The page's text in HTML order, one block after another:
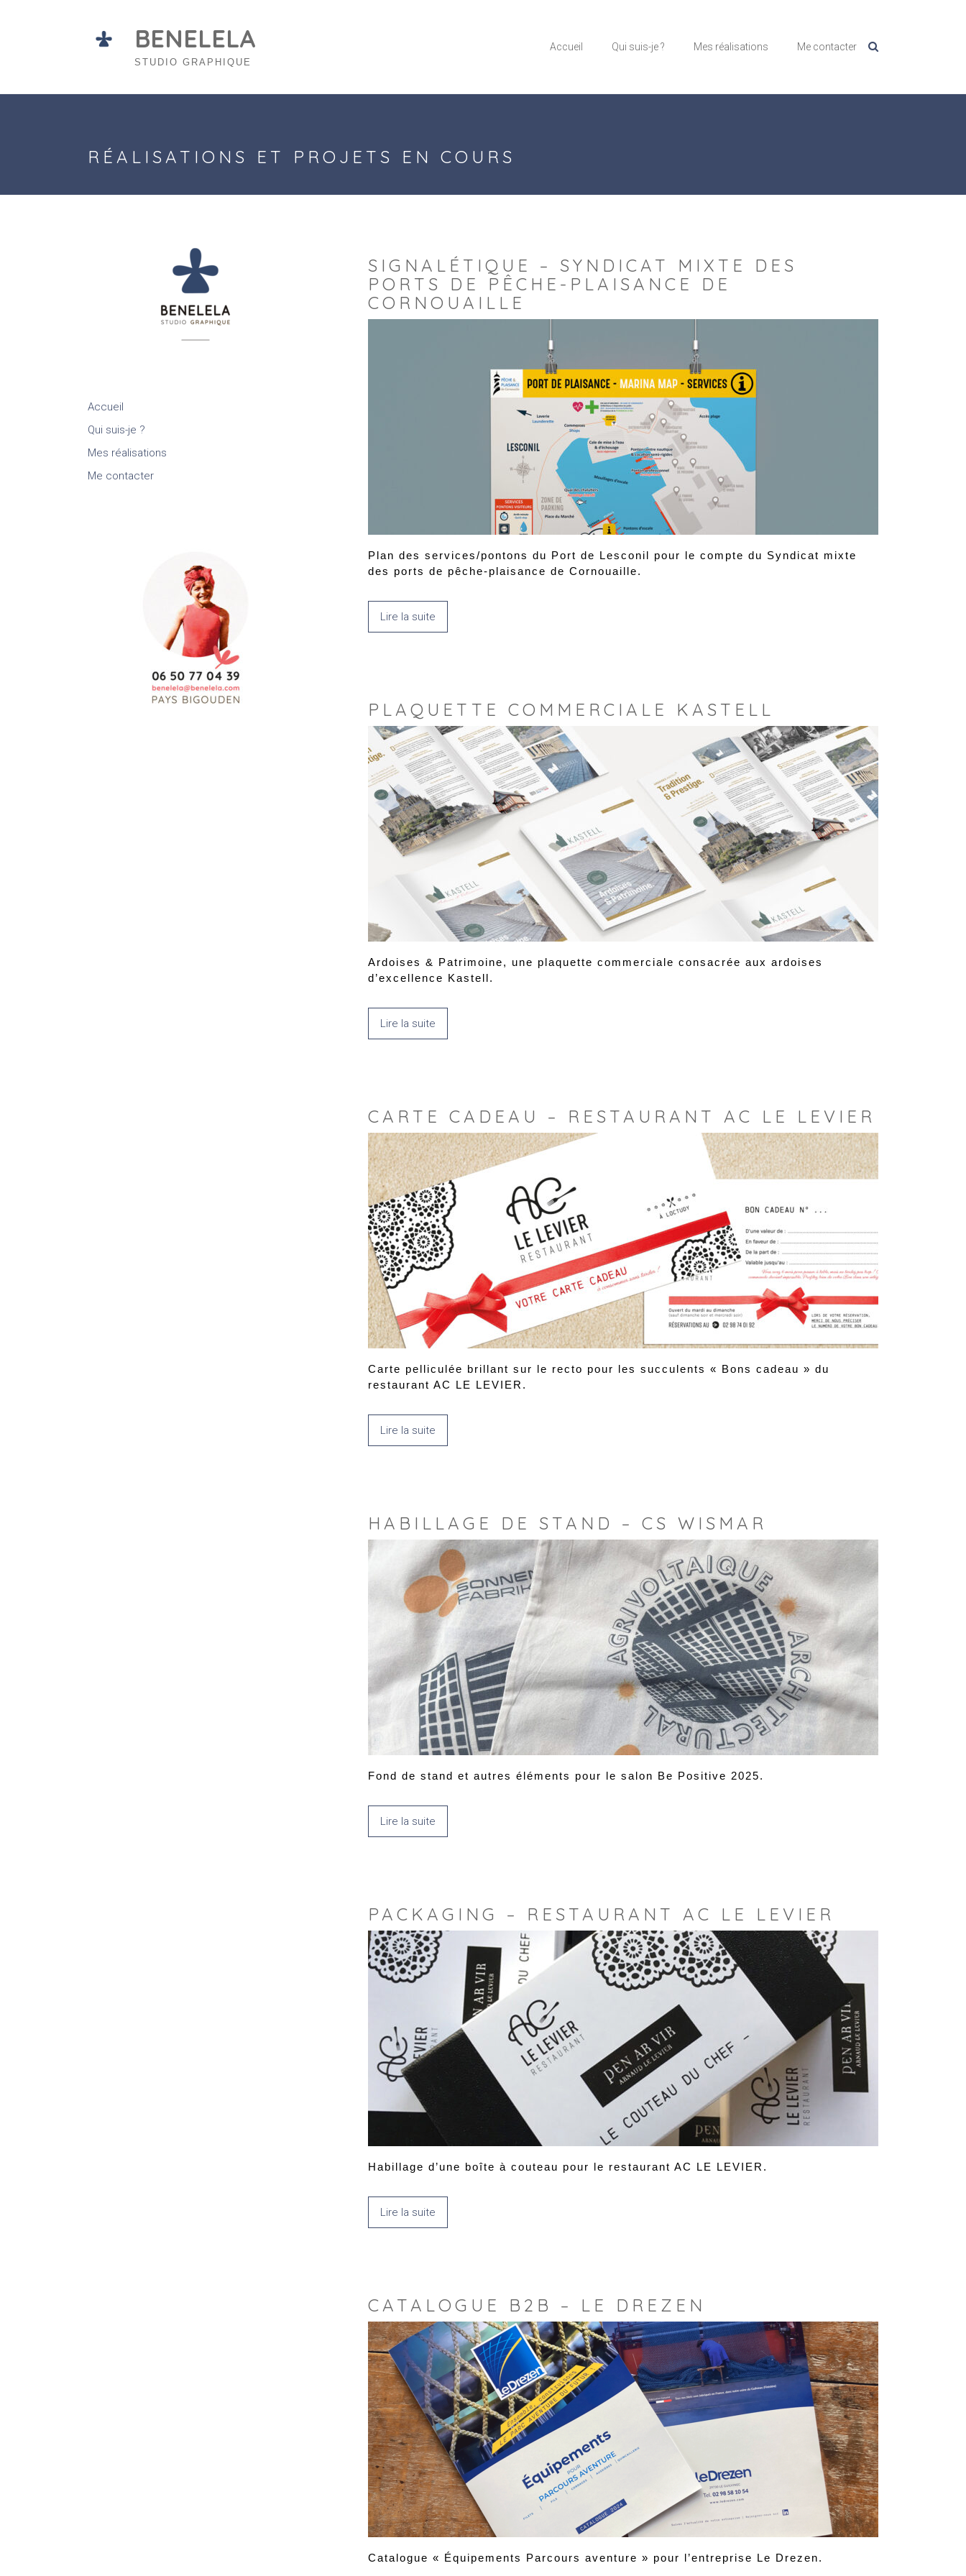
BENELELA
STUDIO GRAPHIQUE
Accueil Qui suis-je ? Mes réalisations Me contacter
RÉALISATIONS ET PROJETS EN COURS
SIGNALÉTIQUE – SYNDICAT MIXTE DES
PORTS DE PÊCHE-PLAISANCE DE
CORNOUAILLE
Plan des services/pontons du Port de Lesconil pour le compte du Syndicat mixte
des ports de pêche-plaisance de Cornouaille.
Lire la suite
PLAQUETTE COMMERCIALE KASTELL
Ardoises & Patrimoine, une plaquette commerciale consacrée aux ardoises
d’excellence Kastell.
Lire la suite
CARTE CADEAU – RESTAURANT AC LE LEVIER
Carte pelliculée brillant sur le recto pour les succulents « Bons cadeau » du
restaurant AC LE LEVIER.
Lire la suite
HABILLAGE DE STAND – CS WISMAR
Fond de stand et autres éléments pour le salon Be Positive 2025.
Lire la suite
PACKAGING – RESTAURANT AC LE LEVIER
Habillage d’une boîte à couteau pour le restaurant AC LE LEVIER.
Lire la suite
CATALOGUE B2B – LE DREZEN
Catalogue « Équipements Parcours aventure » pour l’entreprise Le Drezen.
Accueil
Qui suis-je ?
Mes réalisations
Me contacter